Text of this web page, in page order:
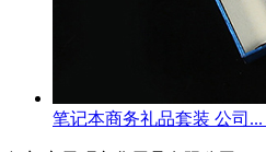
笔记本商务礼品套装 公司...